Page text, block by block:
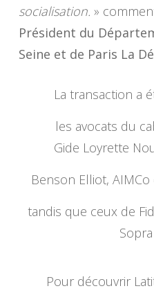
socialisation. »
Président du
Seine et de Paris La
La transaction a
les avocats du
Gide Loyrette
Benson Elliot, AIMCo
tandis que ceux de
Pour découvrir